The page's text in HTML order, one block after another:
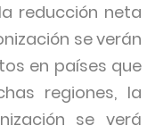
reducción neta
se verán
en países que
regiones, la
se verá